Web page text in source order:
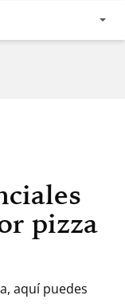
pizza
aquí puedes